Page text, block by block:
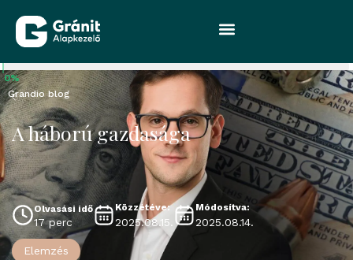
Grandio blog
A háború gazdasága
Olvasási idő
17 perc
Közzétéve:
2025.08.15.
Módosítva:
2025.08.14.
Elemzés
0%